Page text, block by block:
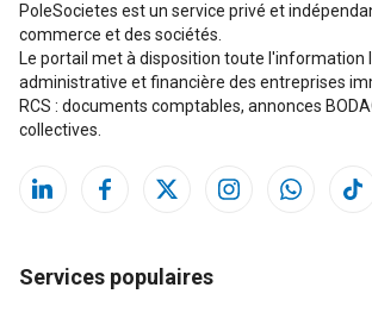
PoleSocietes est un service privé et
commerce et des sociétés.
Le portail met à disposition toute l'information
administrative et financière des entreprises
RCS : documents comptables, annonces
collectives.
Services populaires